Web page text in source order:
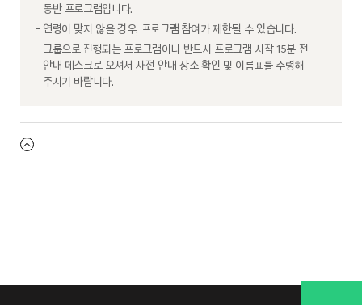
동반 프로그램입니다.
연령이 맞지 않을 경우, 프로그램 참여가 제한될 수 있습니다.
그룹으로 진행되는 프로그램이니 반드시 프로그램 시작 15분 전
안내 데스크로 오셔서 사전 안내 장소 확인 및 이름표를 수령해
주시기 바랍니다.